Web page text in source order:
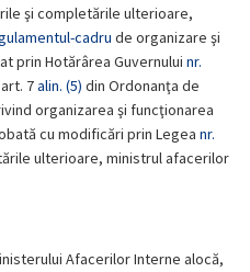
şi completările ulterioare,
cadru de organizare şi
prin Hotărârea Guvernului nr.
7alin. (5) din Ordonanţa de
organizarea şi funcţionarea
cu modificări prin Legea nr.
ulterioare, ministrul afacerilor
Afacerilor Interne alocă,